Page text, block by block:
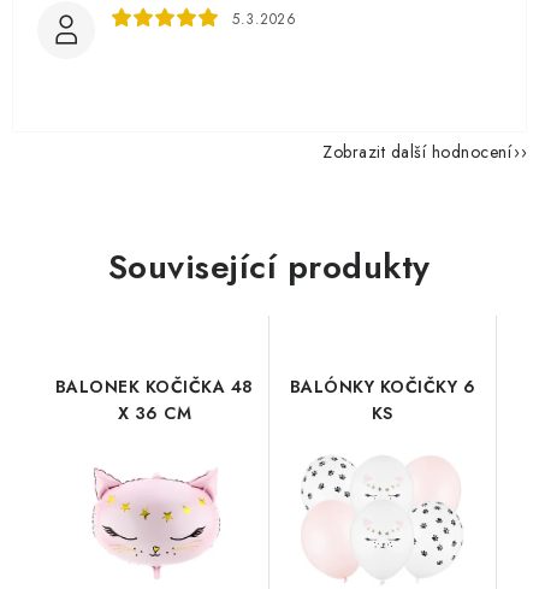
5.3.2026
Zobrazit další hodnocení
Související produkty
BALONEK KOČIČKA 48
X 36 CM
BALÓNKY KOČIČKY 6
KS